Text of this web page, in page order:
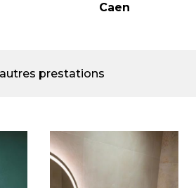
Caen
prestations